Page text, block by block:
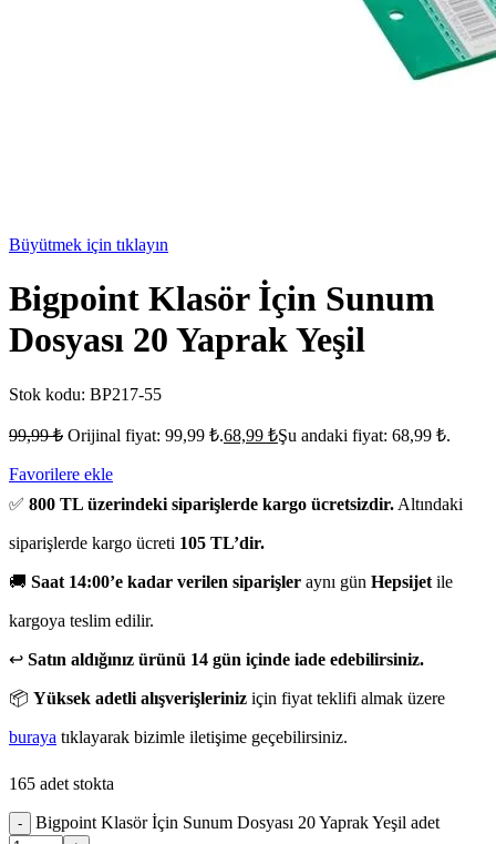
Büyütmek için tıklayın
Bigpoint Klasör İçin Sunum
Dosyası 20 Yaprak Yeşil
Stok kodu: BP217-55
99,99₺ Orijinal fiyat: 99,99 ₺.68,99 ₺Şu andaki fiyat: 68,99 ₺.
Favorilere ekle
✅ 800 TL üzerindeki siparişlerde kargo ücretsizdir. Altındaki
siparişlerde kargo ücreti 105 TL’dir.
🚚 Saat 14:00’e kadar verilen siparişler aynı gün Hepsijet ile
kargoya teslim edilir.
↩️ Satın aldığınız ürünü 14 gün içinde iade edebilirsiniz.
📦 Yüksek adetli alışverişleriniz için fiyat teklifi almak üzere
buraya tıklayarak bizimle iletişime geçebilirsiniz.
165 adet stokta
- Bigpoint Klasör İçin Sunum Dosyası 20 Yaprak Yeşil adet